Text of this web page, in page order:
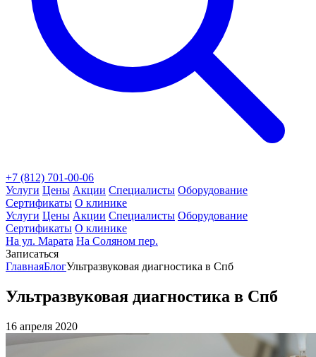
+7 (812) 701-00-06
Услуги Цены Акции Специалисты Оборудование
Сертификаты О клинике
Услуги Цены Акции Специалисты Оборудование
Сертификаты О клинике
На ул. Марата На Соляном пер.
Записаться
ГлавнаяБлогУльтразвуковая диагностика в Спб
Ультразвуковая диагностика в Спб
16 апреля 2020